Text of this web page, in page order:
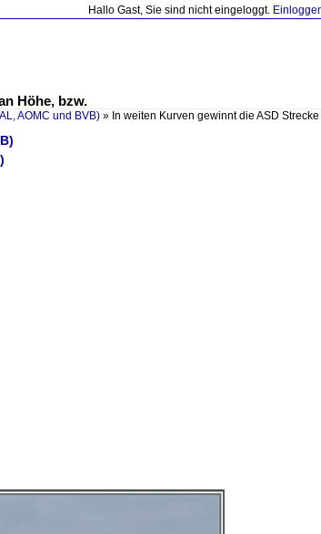
Hallo Gast, Sie sind nicht eingeloggt.
Höhe, bzw.
AOMC und BVB) » In weiten Kurven gewinnt die ASD Strecke